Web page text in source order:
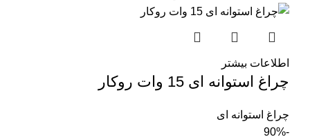
اطلاعات بیشتر
چراغ استوانه ای 15 وات روکار
چراغ استوانه ای
-90%